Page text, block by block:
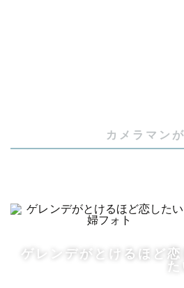
雪を活かした撮
雪国でのカップ
一緒に当日のイ
す!
お互いをしっか
カメラマン
ゲレンデがとけるほど恋
た